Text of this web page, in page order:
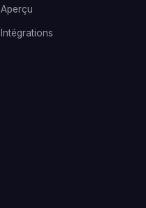
Aperçu
Intégrations